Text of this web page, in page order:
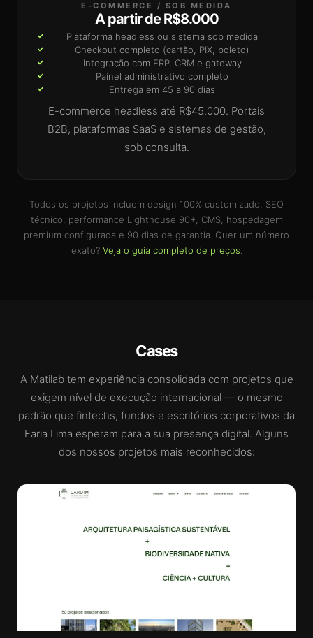
E-COMMERCE / SOB MEDIDA
A partir de R$8.000
Plataforma headless ou sistema sob medida
Checkout completo (cartão, PIX, boleto)
Integração com ERP, CRM e gateway
Painel administrativo completo
Entrega em 45 a 90 dias
E-commerce headless até R$45.000. Portais
B2B, plataformas SaaS e sistemas de gestão,
sob consulta.
Todos os projetos incluem design 100% customizado, SEO
técnico, performance Lighthouse 90+, CMS, hospedagem
premium configurada e 90 dias de garantia. Quer um número
exato? Veja o guia completo de preços
Cases
A Matilab tem experiência consolidada com projetos que
exigem nível de execução internacional — o mesmo
padrão que fintechs, fundos e escritórios corporativos da
Faria Lima esperam para a sua presença digital. Alguns
dos nossos projetos mais reconhecidos: